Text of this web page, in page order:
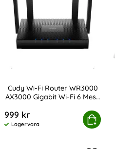
Cudy Wi-Fi Router WR3000
AX3000 Gigabit Wi-Fi 6 Mesh
999 kr
Tillgänglighet:
Lagervara
Köp
Fi Router WR3000 AX3000